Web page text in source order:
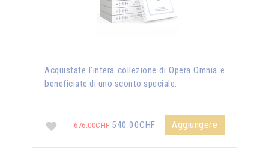
Acquistate l'intera collezione di Opera Omnia e
beneficiate di uno sconto speciale.
676.00CHF540.00CHF Aggiungere